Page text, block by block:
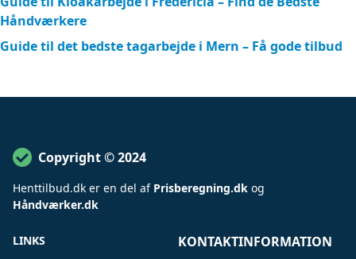
Håndværkere
Guide til det bedste tagarbejde i Mern – Få gode tilbud
Copyright © 2024
Henttilbud.dk er en del af Prisberegning.dk og
Håndværker.dk
LINKS KONTAKTINFORMATION